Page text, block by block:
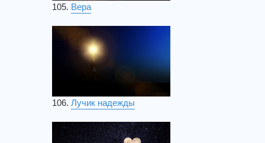
105. Вера
106. Лучик надежды